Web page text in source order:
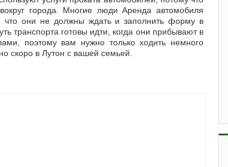
города. Многие люди Аренда автомобиля
что они не должны ждать и заполнить форму в
транспорта готовы идти, когда они прибывают в
поэтому вам нужно только ходить немного
скоро в Лутон с вашей семьей.